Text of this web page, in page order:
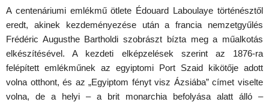
A centenáriumi emlékmű ötlete Édouard Laboulaye történésztől
eredt, akinek kezdeményezése után a francia nemzetgyűlés
Frédéric Augusthe Bartholdi szobrászt bízta meg a műalkotás
elkészítésével. A kezdeti elképzelések szerint az 1876-ra
felépített emlékműnek az egyiptomi Port Szaid kikötője adott
volna otthont, és az „Egyiptom fényt visz Ázsiába” címet viselte
volna, de a helyi – a brit monarchia befolyása alatt álló –